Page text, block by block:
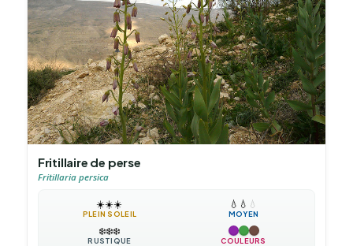
Fritillaire de perse
Fritillaria persica
☀️☀️☀️
PLEIN SOLEIL
💧 💧 💧
MOYEN
❄️❄️❄️
RUSTIQUE COULEURS